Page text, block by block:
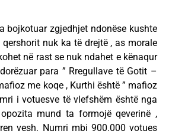
bojkotuar zgjedhjet ndonëse kushte
nuk ka të drejtë , as morale
në rast se nuk ndahet e kënaqur
para ” Rregullave të Gotit –
me koqe , Kurthi është ” mafioz
i votuesve të vlefshëm është nga
mund ta formojë qeverinë ,
vesh. Numri mbi 900.000 votues